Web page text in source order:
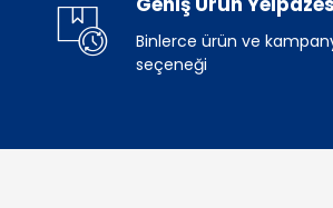
Binlerce ürün ve
seçeneği